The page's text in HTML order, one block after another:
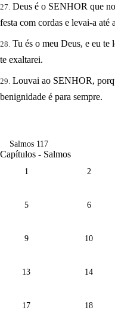
Deus é o SENHOR que
festa com cordas e levai-a até
Tu és o meu Deus, e eu te
te exaltarei.
Louvai ao SENHOR,
benignidade é para sempre.
Salmos 117
Capítulos - Salmos
1 2
5 6
9 10
13 14
17 18